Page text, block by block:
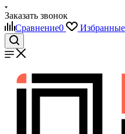
Заказать звонок
Сравнение0